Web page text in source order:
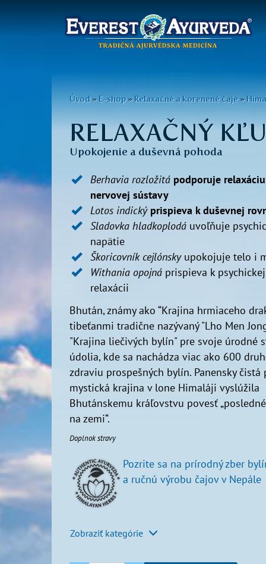
Hlavné
Nachádzate
sa
tu
Úvod » E-shop » Relaxačné a korenené čaje »
RELAXAČNÝ
Upokojenie a duševná pohoda
Berhavia rozložitá podporuje relaxáciu
nervovej sústavy
Lotos indický prispieva k duševnej
Sladovka hladkoplodá uvoľňuje
napätie
Škoricovník cejlónskyupokojuje telo i
Withania opojná prispieva k psychickej
relaxácii
Bhután, známy ako “Krajina hrmiaceho
tibeťanmi tradične nazývaný "Lho Men
"Krajina liečivých bylín" pre svoje úrodné
údolia, kde sa nachádza viac ako 600
zdraviu prospešných bylín. Panensky čistá
mystická krajina v lone Himaláji vyslúžila
Bhutánskemu kráľovstvu povesť
na zemi“.
Doplnok stravy
Pozrite sa na prírodný zber
a ručnú výrobu čajov v Nepále
Zobraziť kategórie